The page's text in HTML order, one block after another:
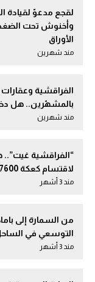
لقجع مدعوّ لقيادة
وأخنوش تحت الضغط
الأوراق
مند شهرين
الفراقشية
بالمشهّرين.. هل
مند شهرين
“الفراقشية غيت”..
لاقتسام كعكة 7600 مليار
مند 3 أشهر
من السمارة إلى
التوسعي في
مند 3 أشهر